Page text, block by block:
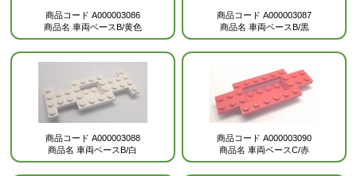
商品コード A000003086
商品名 車両ベースB/黄色
商品コード A000003087
商品名 車両ベースB/黒
商品コード A000003088
商品名 車両ベースB/白
商品コード A000003090
商品名 車両ベースC/赤